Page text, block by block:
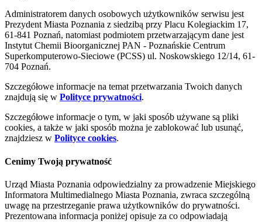
Administratorem danych osobowych użytkowników serwisu jest
Prezydent Miasta Poznania z siedzibą przy Placu Kolegiackim 17,
61-841 Poznań, natomiast podmiotem przetwarzającym dane jest
Instytut Chemii Bioorganicznej PAN - Poznańskie Centrum
Superkomputerowo-Sieciowe (PCSS) ul. Noskowskiego 12/14, 61-
704 Poznań.
Szczegółowe informacje na temat przetwarzania Twoich danych
znajdują się w Polityce prywatności.
Szczegółowe informacje o tym, w jaki sposób używane są pliki
cookies, a także w jaki sposób można je zablokować lub usunąć,
znajdziesz w Polityce cookies.
Cenimy Twoją prywatność
Urząd Miasta Poznania odpowiedzialny za prowadzenie Miejskiego
Informatora Multimedialnego Miasta Poznania, zwraca szczególną
uwagę na przestrzeganie prawa użytkowników do prywatności.
Prezentowana informacja poniżej opisuje za co odpowiadają